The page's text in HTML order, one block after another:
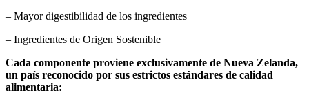
– Mayor digestibilidad de los ingredientes
– Ingredientes de Origen Sostenible
Cada componente proviene exclusivamente de Nueva Zelanda,
un país reconocido por sus estrictos estándares de calidad
alimentaria: